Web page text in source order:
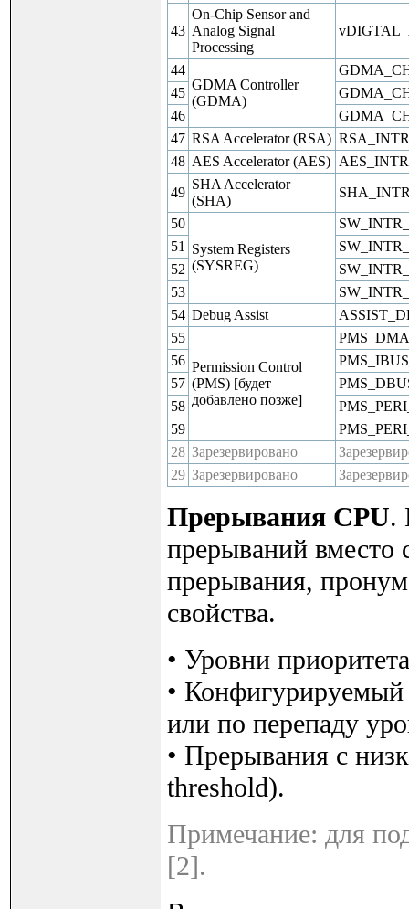
43
On-Chip Sensor and
Analog Signal
Processing
44
GDMA Controller
(GDMA)
45
46
47 RSA Accelerator (RSA) RSA_INTR
48 AES Accelerator (AES) AES_INTR
49
SHA Accelerator
(SHA)
50
System Registers
(SYSREG)
51
52
53
54 Debug Assist
55
Permission Control
(PMS) [будет
добавлено позже]
56
57
58
59
28 Зарезервировано
29 Зарезервировано
Прерывания CPU.
прерываний
прерывания,
свойства.
• Уровни
• Конфигурируемый
или по перепаду
• Прерывания с
threshold).
Примечание: для
[2].